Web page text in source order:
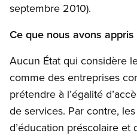
septembre 2010).
Ce que nous avons appris
Aucun État qui considère
comme des entreprises
prétendre à l’égalité
de services. Par contre,
d’éducation préscolaire et